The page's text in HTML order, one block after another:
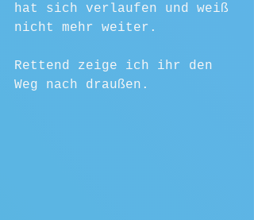
hat sich verlaufen und weiß
nicht mehr weiter.
Rettend zeige ich ihr den
Weg nach draußen.